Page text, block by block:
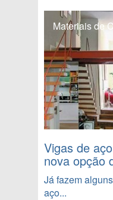
Materiais de
Vigas de
nova opção
Já fazem
aço...